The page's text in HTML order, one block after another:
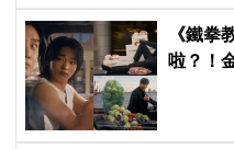
《鐵拳
啦？！